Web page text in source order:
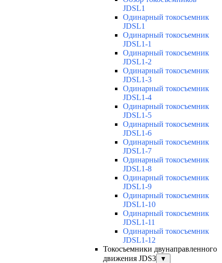
JDSL1
Одинарный токосъемник
JDSL1
Одинарный токосъемник
JDSL1-1
Одинарный токосъемник
JDSL1-2
Одинарный токосъемник
JDSL1-3
Одинарный токосъемник
JDSL1-4
Одинарный токосъемник
JDSL1-5
Одинарный токосъемник
JDSL1-6
Одинарный токосъемник
JDSL1-7
Одинарный токосъемник
JDSL1-8
Одинарный токосъемник
JDSL1-9
Одинарный токосъемник
JDSL1-10
Одинарный токосъемник
JDSL1-11
Одинарный токосъемник
JDSL1-12
Токосъемники двунаправленного
движения JDS3
▼